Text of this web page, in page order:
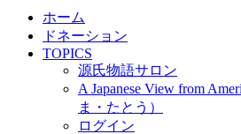
ホーム
ドネーション
TOPICS
源氏物語サロン
A Japanese View from
ま・たとう）
ログイン